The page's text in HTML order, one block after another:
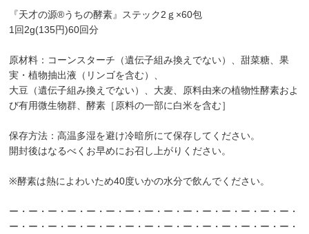
『天才の源®︎うちの酵素』ステック2ｇ×60包
1回2g(135円)60回分
原材料：コーンスターチ（遺伝子組み換えでない）、甜菜糖、果
実・植物抽出液（リンゴを含む）、
大豆（遺伝子組み換えでない）、大麦、原料由来の植物性酵素およ
び有用微生物群、酵素［原料の一部に白米を含む］
保存方法：高温多湿を避け冷暗所にて保存してください。
開封後はなるべくお早めにお召し上がりください。
※酵素は熱によわいため40度いかの水分で飲んでください。
ー・ー・ー・ー・ー・ー・ー・ー・ー・ー・ー・ー・ー・ー・ー・
ー・ー・ー・ー・ー・ー・ー・ー・ー・ー・ー・ー・ー・ー・ー・